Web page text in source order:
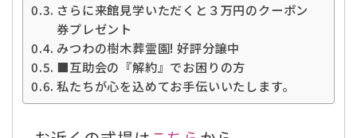
さらに来館見学いただくと３万円のクーポン
券プレゼント
みつわの樹木葬霊園! 好評分譲中
■互助会の『解約』でお困りの方
私たちが心を込めてお手伝いいたします。